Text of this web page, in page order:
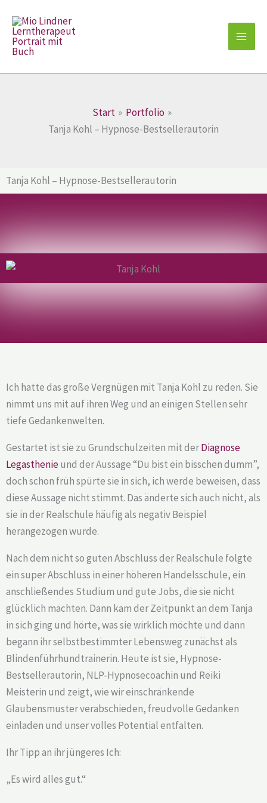
Inhalt
springen
Start
Portfolio
Tanja Kohl – Hypnose-Bestsellerautorin
Tanja Kohl – Hypnose-Bestsellerautorin
Ich hatte das große Vergnügen mit Tanja Kohl zu reden. Sie
nimmt uns mit auf ihren Weg und an einigen Stellen sehr
tiefe Gedankenwelten.
Gestartet ist sie zu Grundschulzeiten mit derDiagnose
Legasthenieund der Aussage “Du bist ein bisschen dumm”,
doch schon früh spürte sie in sich, ich werde beweisen, dass
diese Aussage nicht stimmt. Das änderte sich auch nicht, als
sie in der Realschule häufig als negativ Beispiel
herangezogen wurde.
Nach dem nicht so guten Abschluss der Realschule folgte
ein super Abschluss in einer höheren Handelsschule, ein
anschließendes Studium und gute Jobs, die sie nicht
glücklich machten. Dann kam der Zeitpunkt an dem Tanja
in sich ging und hörte, was sie wirklich möchte und dann
begann ihr selbstbestimmter Lebensweg zunächst als
Blindenführhundtrainerin. Heute ist sie, Hypnose-
Bestsellerautorin, NLP-Hypnosecoachin und Reiki
Meisterin und zeigt, wie wir einschränkende
Glaubensmuster verabschieden, freudvolle Gedanken
einladen und unser volles Potential entfalten.
Ihr Tipp an ihr jüngeres Ich:
„Es wird alles gut.“